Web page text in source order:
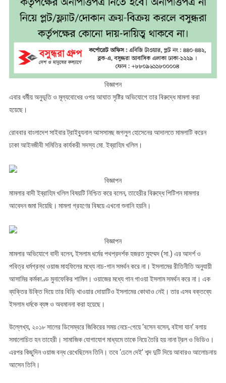
বিজ্ঞাপন
এবার ধর্মীয় অনুভূতি ও মূল্যবোধের ওপর আঘাত সৃষ্টির অভিযোগে তার বিরুদ্ধে মামলা করা
হয়েছে।
রোববার বাংলাদেশ সাইবার ট্রাইব্যুনাল আসসামছ জগলুল হোসেনের আদালতে মামলাটি করেন
ঢাকা আইনজীবী সমিতির কার্যকরী সদস্য মো. ইব্রাহিম খলিল।
বিজ্ঞাপন
মামলার বাদী ইব্রাহিম খলিল বিষয়টি নিশ্চিত করে বলেন, তাহেরীর বিরুদ্ধে পিটিশন মামলার
আবেদন জমা দিয়েছি। মামলা গ্রহণের বিষয়ে এখনো শুনানি হয়নি।
বিজ্ঞাপন
মামলার অভিযোগে বাদী বলেন, ইসলাম ধর্মের পথপ্রদর্শক হজরত মুহম্মদ (সা.) এর আদর্শ ও
পবিত্র ধর্মগ্রন্থ ওয়াজ মাহফিলের মধ্যে নাচ-গান সমর্থন করে না। ইসলামের রীতিনীতি অনুযায়ী
আসামির কর্মকাণ্ড মুনাফেকির শামিল। ওয়াজের মধ্যে গান গাওয়া ইসলাম সমর্থন করে না। এক
ব্যক্তির উক্তি দিয়ে তার বিড়ি খাওয়ার দোয়াটিও ইসলামের কোথাও নেই। তার এসব বক্তব্যে
ইসলাম ধর্মকে ব্যঙ্গ ও অবমাননা করা হয়েছে।
উল্লেখ্য, ২০১৮ সালের ডিসেম্বরে জিকিরের সময় নেচে-গেয়ে ‘বসেন বসেন, বইসা যান’ বলায়
সমালোচিত হন তাহেরী। সামাজিক যোগাযোগ মাধ্যমে তাকে নিয়ে তৈরি হয় নানা ট্রল ও ভিডিও।
এরপর কিছুদিন ওয়াজ বন্ধ রেখেছিলেন তিনি। তবে ‘ঢেলে দেই’ শব্দ দুটি দিয়ে আবারও আলোচনায়
আসেন তিনি।